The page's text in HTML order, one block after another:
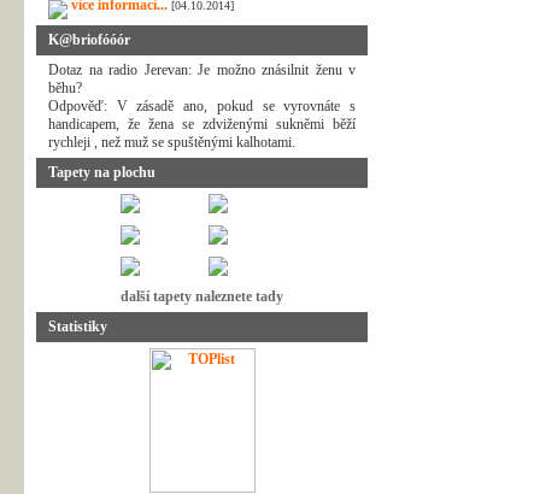
více informací... [04.10.2014]
K@briofóóór
Dotaz na radio Jerevan: Je možno znásilnit ženu v
běhu?
Odpověď: V zásadě ano, pokud se vyrovnáte s
handicapem, že žena se zdviženými sukněmi běží
rychleji , než muž se spuštěnými kalhotami.
Tapety na plochu
další tapety naleznete tady
Statistiky